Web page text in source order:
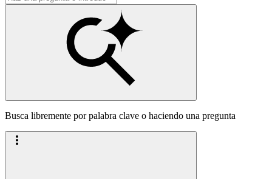
Busca libremente por palabra clave o haciendo una pregunta